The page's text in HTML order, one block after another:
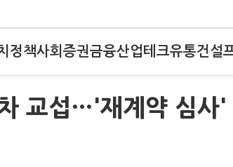
정책사회 증권금융산업테크유통건설
교섭…'재계약 심사'